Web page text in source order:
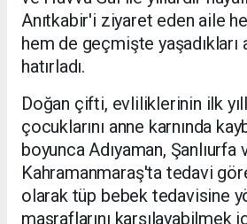
Anıtkabir'i ziyaret eden aile
hem de geçmişte yaşadıkları
hatırladı.
Doğan çifti, evliliklerinin ilk
çocuklarını anne karnında
boyunca Adıyaman, Şanlıurfa
Kahramanmaraş'ta tedavi
olarak tüp bebek tedavisine
masraflarını karşılayabilmek